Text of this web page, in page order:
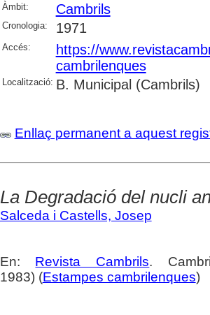
Àmbit:
Cambrils
Cronologia: 1971
Accés:
https://
cambrilenques
Localització: B. Municipal (Cambrils)
Enllaç permanent a aquest
La Degradació del nucli
Salceda i Castells, Josep
En: Revista Cambrils.
1983) (Estampes cambrilenques)